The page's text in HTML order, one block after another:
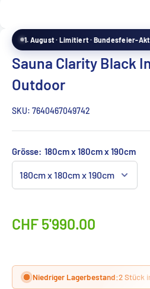
1. August · Limitiert · Bundesfeier-
Sauna Clarity Black
Outdoor
SKU: 7640467049742
Grösse: 180cm x 180cm x 190cm
CHF 5'990.00
Niedriger Lagerbestand:2 Stück